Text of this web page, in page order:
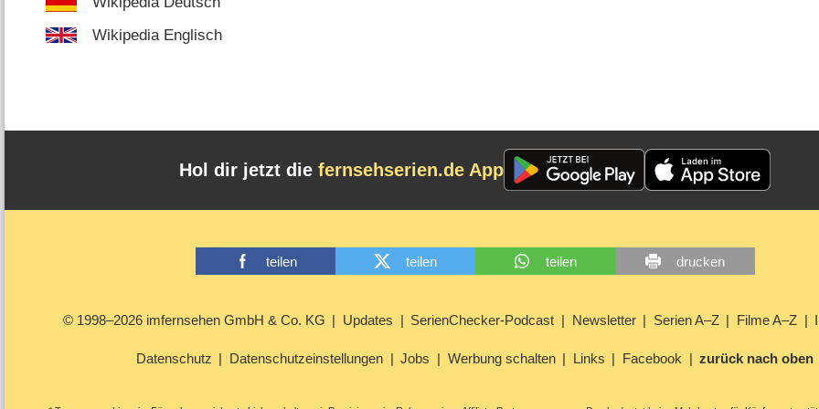
Wikipedia Englisch
Hol dir jetzt die fernsehserien.de App
teilen teilen teilen drucken
© 1998–2026 imfernsehen GmbH & Co. KG Updates SerienChecker-Podcast Newsletter Serien A–Z Filme A–Z
Datenschutz Datenschutzeinstellungen Jobs Werbung schalten Links Facebook zurück nach oben